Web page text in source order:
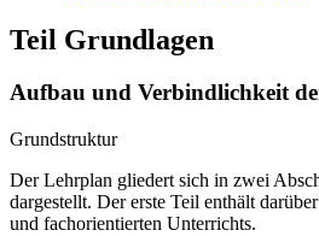
Teil Grundlagen
Aufbau und Verbindlichkeit
Grundstruktur
Der Lehrplan gliedert sich in zwei
dargestellt. Der erste Teil enthält
und fachorientierten Unterrichts.